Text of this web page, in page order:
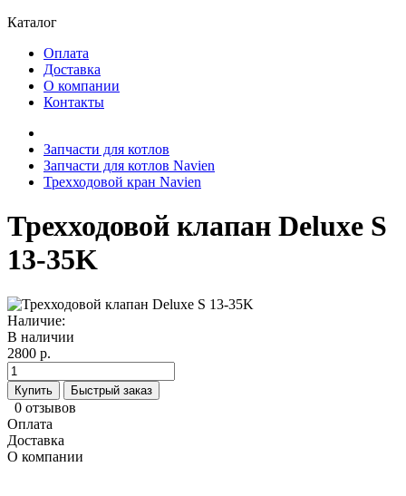
Каталог
Оплата
Доставка
О компании
Контакты
Запчасти для котлов
Запчасти для котлов Navien
Трехходовой кран Navien
Трехходовой клапан Deluxe S
13-35K
Наличие:
В наличии
2800 р.
Купить Быстрый заказ
0 отзывов
Оплата
Доставка
О компании